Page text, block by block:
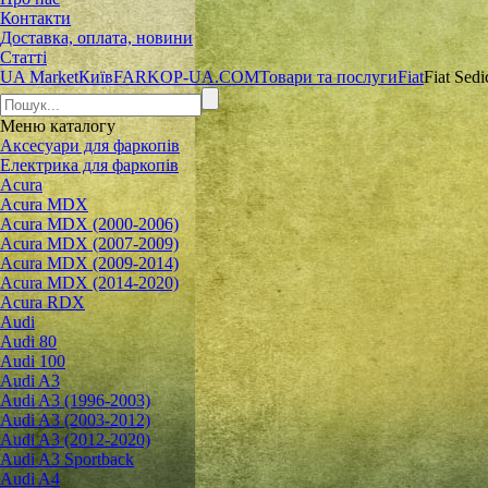
Контакти
Доставка, оплата, новини
Статті
UA MarketКиївFARKOP-UA.COMТовари та послугиFiatFiat
Менюкаталогу
Аксесуари для фаркопів
Електрика для фаркопів
Acura
Acura MDX
Acura MDX (2000-2006)
Acura MDX (2007-2009)
Acura MDX (2009-2014)
Acura MDX (2014-2020)
Acura RDX
Audi
Audi 80
Audi 100
Audi A3
Audi A3 (1996-2003)
Audi A3 (2003-2012)
Audi A3 (2012-2020)
Audi A3 Sportback
Audi A4